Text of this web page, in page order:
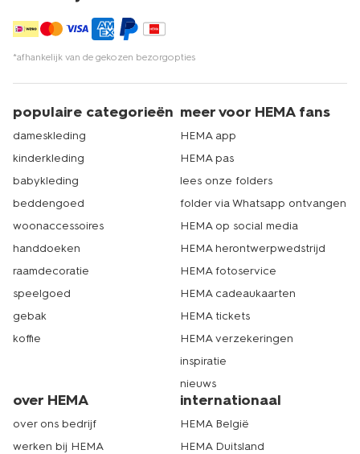
*afhankelijk van de gekozen bezorgopties
populaire categorieën
dameskleding
kinderkleding
babykleding
beddengoed
woonaccessoires
handdoeken
raamdecoratie
speelgoed
gebak
koffie
meer voor HEMA fans
HEMA app
HEMA pas
lees onze folders
folder via Whatsapp ontvangen
HEMA op social media
HEMA herontwerpwedstrijd
HEMA fotoservice
HEMA cadeaukaarten
HEMA tickets
HEMA verzekeringen
inspiratie
nieuws
over HEMA
over ons bedrijf
werken bij HEMA
internationaal
HEMA België
HEMA Duitsland